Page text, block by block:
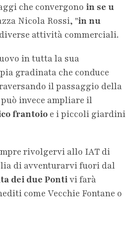
che convergono in se u
Nicola Rossi, "in nu
attività commerciali.
in tutta la sua
gradinata che conduce
il passaggio della
invece ampliare il
frantoio e i piccoli giardini
rivolgervi allo IAT di
di avventurarvi fuori dal
dei due Pontivi farà
come Vecchie Fontane o